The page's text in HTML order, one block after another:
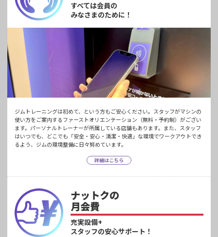
すべては会員の
みなさまのために！
ジムトレーニングは初めて、という方もご安心ください。スタッフがマシンの
使い方をご案内するファーストオリエンテーション（無料・予約制）がござい
ます。パーソナルトレーナーが所属している店舗もあります。また、スタッフ
はいつでも、どこでも「安全・安心・清潔・快適」な環境でワークアウトでき
るよう、ジムの環境整備に日々努めています。
詳細はこちら
ナットクの
月会費
充実設備+
スタッフの安心サポート！